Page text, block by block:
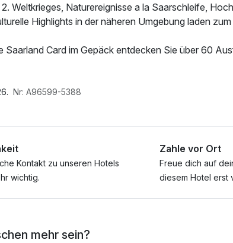
Weltkrieges, Naturereignisse a la Saarschleife,
Highlights in der näheren Umgebung laden
Saarland Card im Gepäck entdecken Sie über 60
Radfahren, mit dem Motorrad oder auch mit einem
Kontakte zu diversen Verleihgeschäften. Im
möglicher Touren die Sie zu Fuß, mit dem Rad oder
sich einfach durch und lassen sich begeistern.
Parkplatz, W-LAN Nutzung / Internetnutzung
Nr: A96599-5388
Kontakt zu unseren Hotels
wichtig.
Zahle vor Ort
Freue dich auf
diesem Hotel erst
mehr sein?